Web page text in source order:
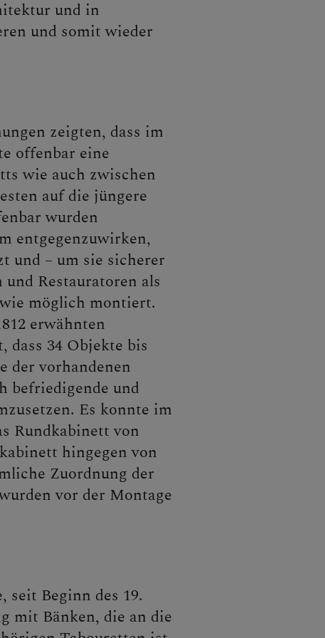
und in
und somit wieder
zeigten, dass im
offenbar eine
wie auch zwischen
auf die jüngere
wurden
entgegenzuwirken,
und – um sie sicherer
Restauratoren als
möglich montiert.
erwähnten
dass 34 Objekte bis
der vorhandenen
befriedigende und
Es konnte im
Rundkabinett von
hingegen von
Zuordnung der
vor der Montage
Beginn des 19.
mit Bänken, die an die